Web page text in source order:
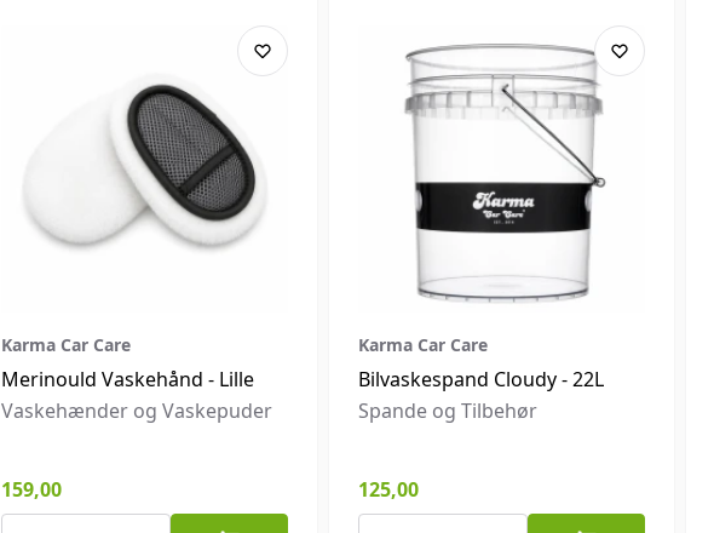
Karma Car Care
Merinould Vaskehånd - Lille
Vaskehænder og Vaskepuder
159,00
Karma Car Care
Bilvaskespand Cloudy - 22L
Spande og Tilbehør
125,00